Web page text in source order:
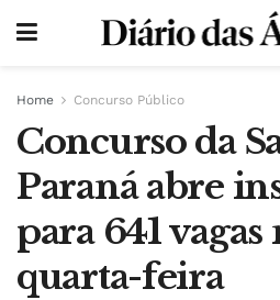
Home Concurso Público
Concurso da
Paraná abre
para 641 vagas
quarta-feira